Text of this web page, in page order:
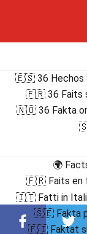
🇪🇸 36 Hechos
🇫🇷 36 Faits
🇳🇴 36 Fakta
🌍
🇫🇷 Faits en
🇮🇹 Fatti in
🇸🇪 Fakta
🇫🇮 Faktat